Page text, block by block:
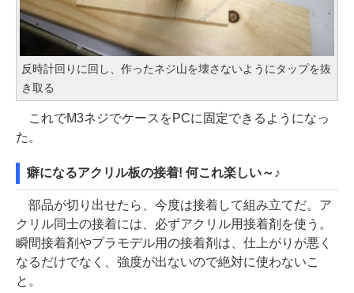
反時計回りに回し、作ったネジ山を壊さないようにタップを抜
き取る
これでM3ネジでケースをPCに固定できるようになっ
た。
癖になるアクリル板の接着! 何これ楽しい～♪
部品が切り出せたら、今度は接着して組み立てだ。ア
クリル同士の接着には、必ずアクリル用接着剤を使う。
瞬間接着剤やプラモデル用の接着剤は、仕上がりが悪く
なるだけでなく、強度が出ないので絶対に使わないこ
と。